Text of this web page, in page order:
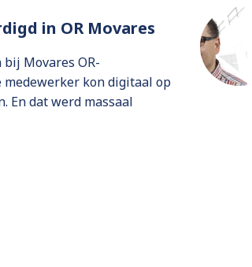
in OR Movares
Movares OR-
kon digitaal op
En dat werd massaal